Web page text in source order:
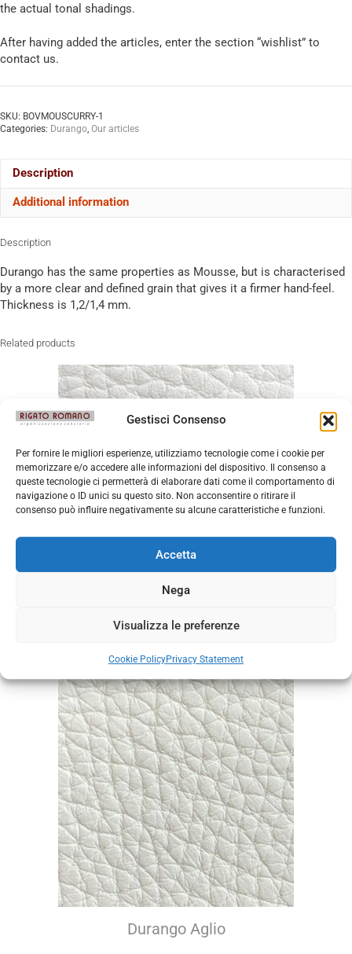
Gestisci Consenso
Per fornire le migliori esperienze, utilizziamo tecnologie come i cookie per
memorizzare e/o accedere alle informazioni del dispositivo. Il consenso a
queste tecnologie ci permetterà di elaborare dati come il comportamento di
navigazione o ID unici su questo sito. Non acconsentire o ritirare il
consenso può influire negativamente su alcune caratteristiche e funzioni.
Accetta
Nega
Visualizza le preferenze
Cookie PolicyPrivacy Statement
the actual tonal shadings.
After having added the articles, enter the section “wishlist” to
contact us.
SKU: BOVMOUSCURRY-1
Categories: Durango Our articles
Description
Additional information
Description
Durango has the same properties as Mousse, but is characterised
by a more clear and defined grain that gives it a firmer hand-feel.
Thickness is 1,2/1,4 mm.
Related products
Durango Latte Macchiato
Durango Aglio